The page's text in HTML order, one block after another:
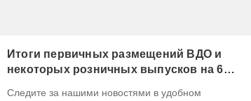
Итоги первичных размещений ВДО и
некоторых розничных выпусков на 6
Следите за нашими новостями в удобном